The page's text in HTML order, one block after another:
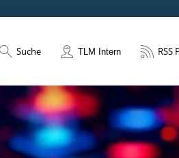
Suche TLM Intern RSS